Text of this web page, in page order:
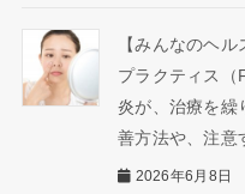
【みんなのヘ
プラクティス（
炎が、治療を繰
善方法や、注意
2026年6月8日